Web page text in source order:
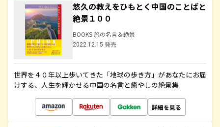
悠久の教えをひもとく中国のことばと
絶景１００
BOOKS 旅の名言＆絶景
2022.12.15 発売
世界を４０年以上歩いてきた「地球の歩き方」があなたにお届
けする、人生を輝かせる中国の名言と癒やしの絶景集
詳細を見る